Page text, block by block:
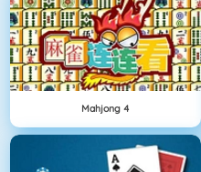
Mahjong 4